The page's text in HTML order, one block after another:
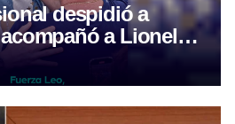
despidió a
a Lionel
su padre